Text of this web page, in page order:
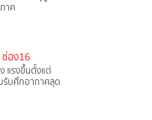
าค
อง16
แรงขึ้นตั้งแต่
รับศึกอากาศสุด